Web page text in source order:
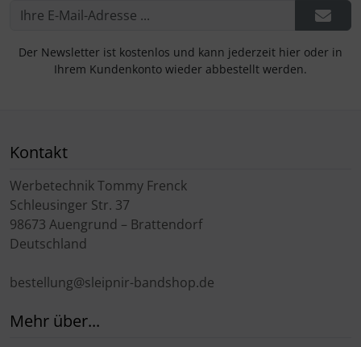
Der Newsletter ist kostenlos und kann jederzeit hier oder in
Ihrem Kundenkonto wieder abbestellt werden.
Kontakt
Werbetechnik Tommy Frenck
Schleusinger Str. 37
98673 Auengrund – Brattendorf
Deutschland
bestellung@sleipnir-bandshop.de
Mehr über...